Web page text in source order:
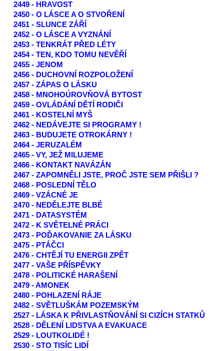
2449 - HRAVOST
2450 - O LÁSCE A O STVOŘENÍ
2451 - SLUNCE ZÁŘÍ
2452 - O LÁSCE A VYZNÁNÍ
2453 - TENKRÁT PŘED LÉTY
2454 - TEN, KDO TOMU NEVĚŘÍ
2455 - JENOM
2456 - DUCHOVNÍ ROZPOLOŽENÍ
2457 - ZÁPAS O LÁSKU
2458 - MNOHOÚROVŇOVÁ BYTOST
2459 - OVLÁDÁNÍ DĚTÍ RODIČI
2461 - KOSTELNÍ MYŠ
2462 - NEDÁVEJTE SI PROGRAMY !
2463 - BUDUJETE OTROKÁRNY !
2464 - JERUZALÉM
2465 - VY, JEŽ MILUJEME
2466 - KONTAKT NAVÁZÁN
2467 - ZAPOMNĚLI JSTE, PROČ JSTE SEM PŘIŠLI ?
2468 - POSLEDNÍ TĚLO
2469 - VZÁCNÉ JE
2470 - NEDĚLEJTE BLBÉ
2471 - DATASYSTÉM
2472 - K SVĚTELNÉ PRÁCI
2473 - POĎAKOVANIE ZA LÁSKU
2475 - PTÁČCI
2476 - CHTĚJÍ TU ENERGII ZPĚT
2477 - VAŠE PŘÍSPĚVKY
2478 - POLITICKÉ HARAŠENÍ
2479 - AMONEK
2480 - POHLAZENÍ RÁJE
2482 - SVĚTLUŠKÁM POZEMSKÝM
2527 - LÁSKA K PŘIVLASTŇOVÁNÍ SI CIZÍCH STATKŮ
2528 - DĚLENÍ LIDSTVA A EVAKUACE
2529 - LOUTKOLIDÉ !
2530 - STO TISÍC LIDÍ